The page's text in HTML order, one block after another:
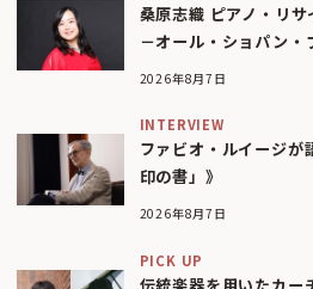
桑原志織 ピアノ・リサ
－オール・ショパン・
2026年8月7日
INTERVIEW
ファビオ・ルイージが
印の書」》
2026年8月7日
PICK UP